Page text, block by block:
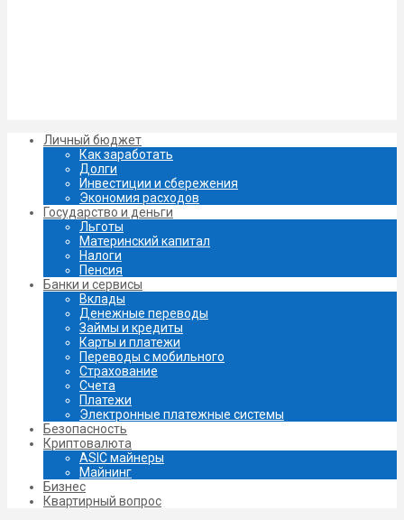
Личный бюджет
Как заработать
Долги
Инвестиции и сбережения
Экономия расходов
Государство и деньги
Льготы
Материнский капитал
Налоги
Пенсия
Банки и сервисы
Вклады
Денежные переводы
Займы и кредиты
Карты и платежи
Переводы с мобильного
Страхование
Счета
Платежи
Электронные платежные системы
Безопасность
Криптовалюта
ASIC майнеры
Майнинг
Бизнес
Квартирный вопрос